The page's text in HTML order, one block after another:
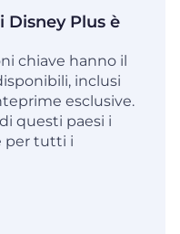
Disney Plus è
chiave hanno il
inclusi
esclusive.
questi paesi i
per tutti i